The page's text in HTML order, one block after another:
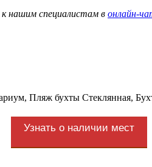
нашим специалистам в онлайн-
Пляж бухты Стеклянная,
Узнать о наличии мест